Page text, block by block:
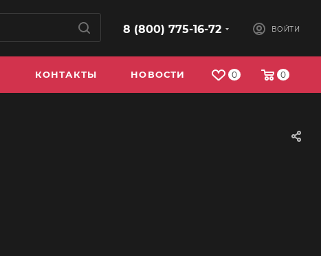
8 (800) 775-16-72 ВОЙТИ
0 0
КОНТАКТЫ НОВОСТИ